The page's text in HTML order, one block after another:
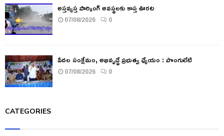
అస్తవ్యస్త పార్కింగ్ అవస్థలకు కాస్త ఊరట
07/08/2026 0
పేదల సంక్షేమం, అభివృద్ధే ప్రభుత్వ ధ్యేయం : పొంగులేటి
07/08/2026 0
CATEGORIES